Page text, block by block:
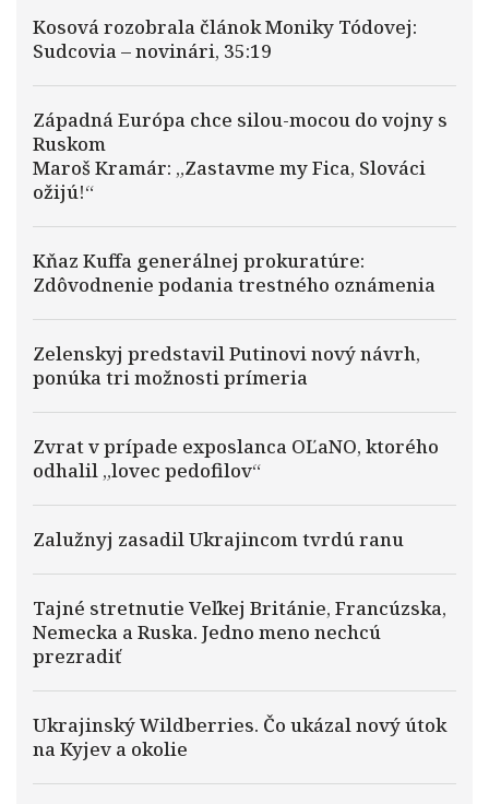
Kosová rozobrala článok Moniky Tódovej:
Sudcovia – novinári, 35:19
Západná Európa chce silou-mocou do vojny s
Ruskom
Maroš Kramár: „Zastavme my Fica, Slováci
ožijú!“
Kňaz Kuffa generálnej prokuratúre:
Zdôvodnenie podania trestného oznámenia
Zelenskyj predstavil Putinovi nový návrh,
ponúka tri možnosti prímeria
Zvrat v prípade exposlanca OĽaNO, ktorého
odhalil „lovec pedofilov“
Zalužnyj zasadil Ukrajincom tvrdú ranu
Tajné stretnutie Veľkej Británie, Francúzska,
Nemecka a Ruska. Jedno meno nechcú
prezradiť
Ukrajinský Wildberries. Čo ukázal nový útok
na Kyjev a okolie